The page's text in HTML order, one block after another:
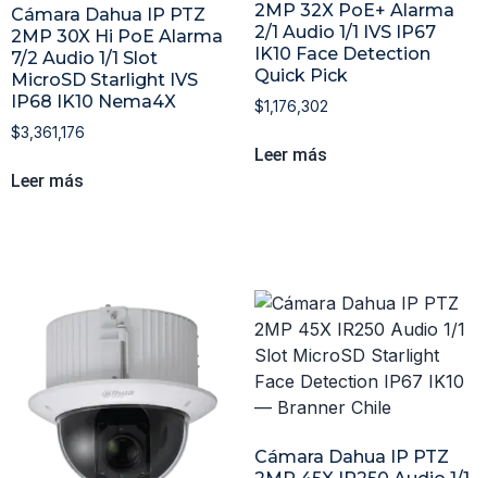
Cámara Dahua IP PTZ
2MP 30X Hi PoE Alarma
7/2 Audio 1/1 Slot
MicroSD Starlight IVS
IP68 IK10 Nema4X
$3,361,176
Leer más
2MP 32X PoE+ Alarma
2/1 Audio 1/1 IVS IP67
IK10 Face Detection
Quick Pick
$1,176,302
Leer más
Cámara Dahua IP PTZ